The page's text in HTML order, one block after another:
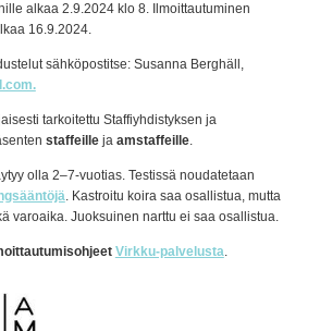
alkaa 2.9.2024 klo 8. Ilmoittautuminen
16.9.2024.
sähköpostitse: Susanna Berghäll,
tarkoitettu Staffiyhdistyksen ja
staffeille ja amstaffeille.
olla 2–7-vuotias. Testissä noudatetaan
. Kastroitu koira saa osallistua, mutta
varoaika. Juoksuinen narttu ei saa osallistua.
Virkku-palvelusta